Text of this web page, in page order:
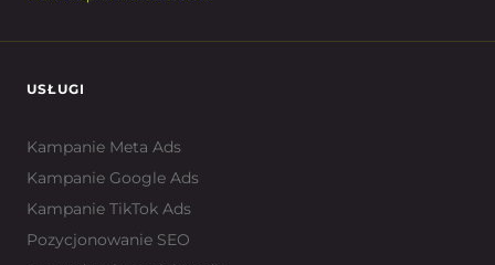
USŁUGI
Kampanie Meta Ads
Kampanie Google Ads
Kampanie TikTok Ads
Pozycjonowanie SEO